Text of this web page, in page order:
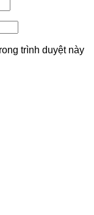
trình duyệt này